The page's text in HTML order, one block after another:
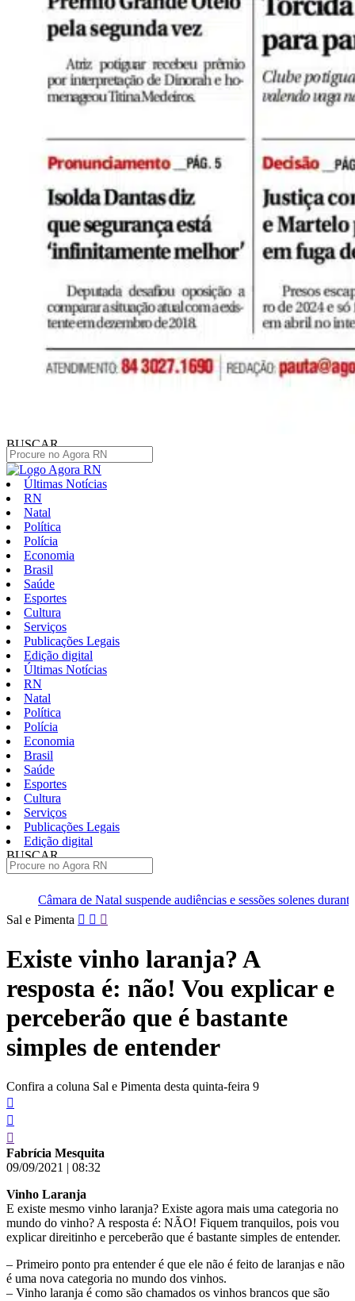
BUSCAR
Últimas Notícias
RN
Natal
Política
Polícia
Economia
Brasil
Saúde
Esportes
Cultura
Serviços
Publicações Legais
Edição digital
Últimas Notícias
RN
Natal
Política
Polícia
Economia
Brasil
Saúde
Esportes
Cultura
Serviços
Publicações Legais
Edição digital
BUSCAR
de Natal suspende audiências e sessões solenes durante campanha
Pular
conteúdo
Sal e Pimenta
Existe vinho laranja? A
resposta é: não! Vou explicar e
perceberão que é bastante
simples de entender
Confira a coluna Sal e Pimenta desta quinta-feira 9
Fabrícia Mesquita
09/09/2021 | 08:32
Vinho Laranja
E existe mesmo vinho laranja? Existe agora mais uma categoria no
mundo do vinho? A resposta é: NÃO! Fiquem tranquilos, pois vou
explicar direitinho e perceberão que é bastante simples de entender.
– Primeiro ponto pra entender é que ele não é feito de laranjas e não
é uma nova categoria no mundo dos vinhos.
– Vinho laranja é como são chamados os vinhos brancos que são